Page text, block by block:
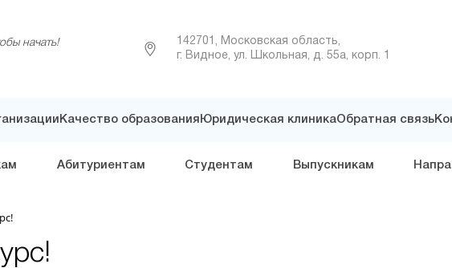
начать!
142701, Московская область,
г. Видное, ул. Школьная, д. 55а, корп. 1
Качество образования Юридическая клиникаОбратная связь
Абитуриентам Студентам Выпускникам